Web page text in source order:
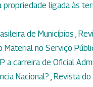
propriedade ligada às
de Municípios ,
Material no Serviço
a carreira de Oficial
Nacional? , Revista